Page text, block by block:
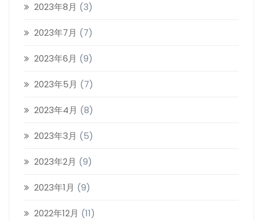
2023年8月 (3)
2023年7月 (7)
2023年6月 (9)
2023年5月 (7)
2023年4月 (8)
2023年3月 (5)
2023年2月 (9)
2023年1月 (9)
2022年12月 (11)